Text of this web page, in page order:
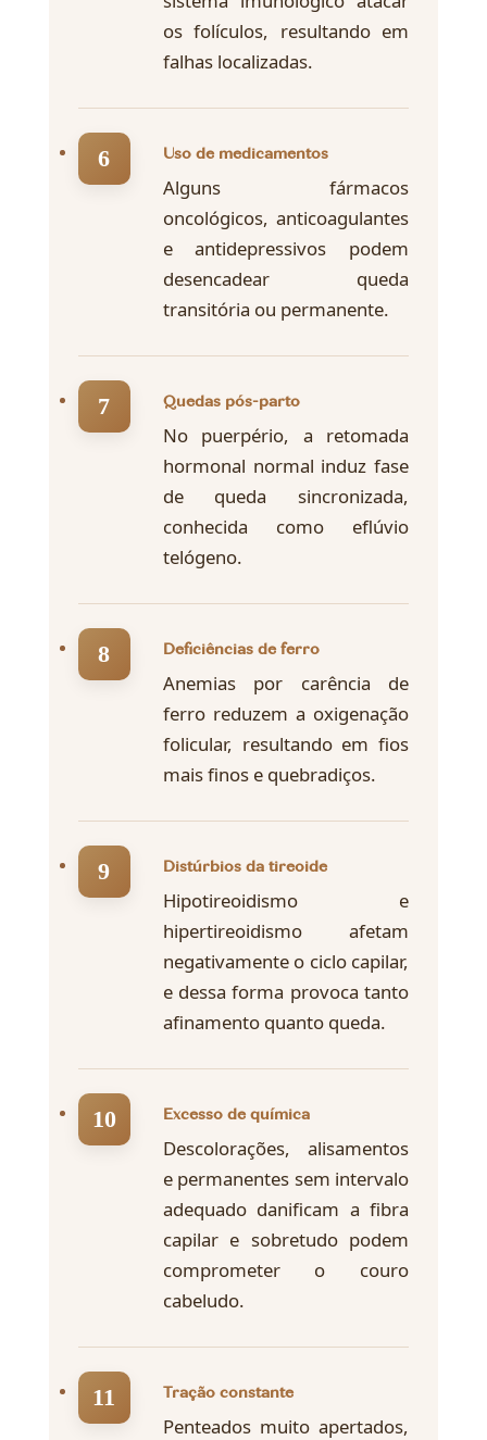
os folículos, resultando em
falhas localizadas.
Uso de medicamentos
Alguns fármacos
oncológicos, anticoagulantes
e antidepressivos podem
desencadear queda
transitória ou permanente.
Quedas pós-parto
No puerpério, a retomada
hormonal normal induz fase
de queda sincronizada,
conhecida como eflúvio
telógeno.
Deficiências de ferro
Anemias por carência de
ferro reduzem a oxigenação
folicular, resultando em fios
mais finos e quebradiços.
Distúrbios da tireoide
Hipotireoidismo e
hipertireoidismo afetam
negativamente o ciclo capilar,
e dessa forma provoca tanto
afinamento quanto queda.
Excesso de química
Descolorações, alisamentos
e permanentes sem intervalo
adequado danificam a fibra
capilar e sobretudo podem
comprometer o couro
cabeludo.
Tração constante
Penteados muito apertados,